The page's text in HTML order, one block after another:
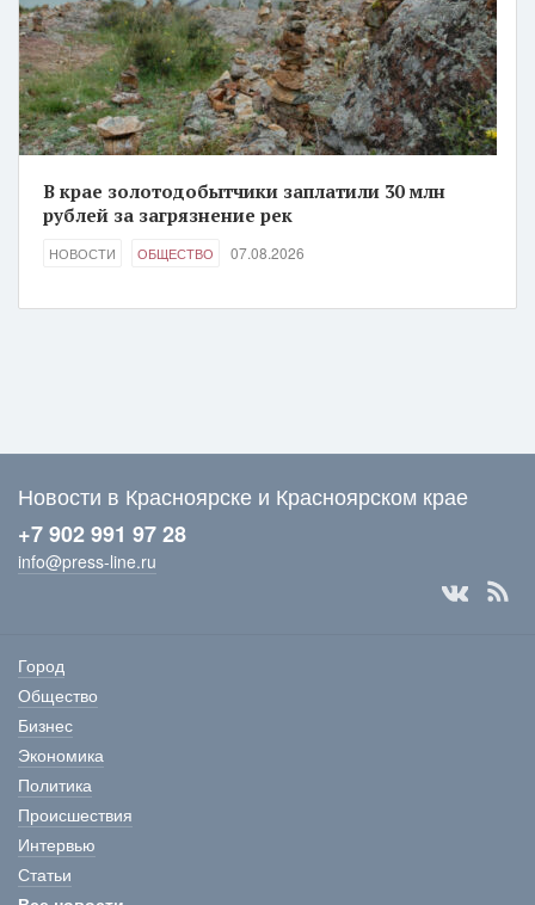
В крае золотодобытчики заплатили 30 млн
рублей за загрязнение рек
НОВОСТИ ОБЩЕСТВО 07.08.2026
Новости в Красноярске и Красноярском крае
+7 902 991 97 28
info@press-line.ru
Город
Общество
Бизнес
Экономика
Политика
Происшествия
Интервью
Статьи